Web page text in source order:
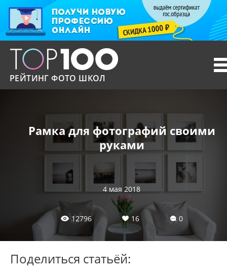
РЕЙТИНГ ФОТО ШКОЛ
Рамка для фотографий своими
руками
4 мая 2018
12796 16 0
Поделиться статьёй: